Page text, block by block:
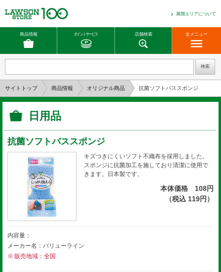
展開エリアについて
商品情報 ポイントサービス 店舗検索 全メニュー
サイトトップ 商品情報 オリジナル商品 抗菌ソフトバススポンジ
日用品
抗菌ソフトバススポンジ
キズつきにくいソフト不織布を採用しました。
スポンジに抗菌加工を施しており清潔に使用で
きます。日本製です。
本体価格 108円
（税込 119円）
内容量：
メーカー名：バリューライン
販売地域：全国